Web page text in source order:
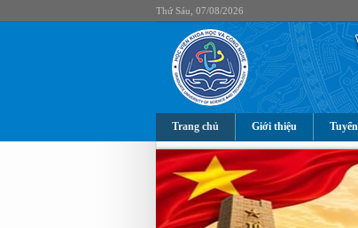
Thứ Sáu, 07/08/2026
Trang chủ Giới thiệu